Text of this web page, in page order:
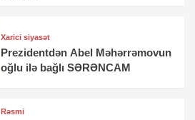
Xarici siyasət
Prezidentdən Abel Məhərrəmovun
oğlu ilə bağlı SƏRƏNCAM
Rəsmi